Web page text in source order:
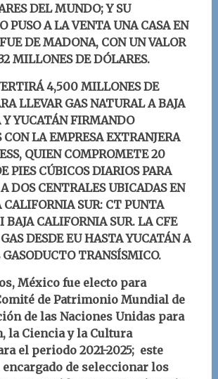
DEL MUNDO; Y SU
PUSO A LA VENTA UNA CASA EN
DE MADONA, CON UN VALOR
MILLONES DE DÓLARES.
4,500 MILLONES DE
LLEVAR GAS NATURAL A BAJA
YUCATÁN FIRMANDO
CON LA EMPRESA EXTRANJERA
QUIEN COMPROMETE 20
PIES CÚBICOS DIARIOS PARA
DOS CENTRALES UBICADAS EN
CALIFORNIA SUR: CT PUNTA
BAJA CALIFORNIA SUR. LA CFE
DESDE EU HASTA YUCATÁN A
GASODUCTO TRANSÍSMICO.
México fue electo para
de Patrimonio Mundial de
de las Naciones Unidas para
la Ciencia y la Cultura
el periodo 2021-2025; este
encargado de seleccionar los